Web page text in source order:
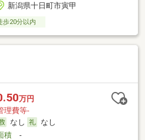
新潟県十日町市寅甲
歩20分以内
万円
理費等-
なし
なし
積-